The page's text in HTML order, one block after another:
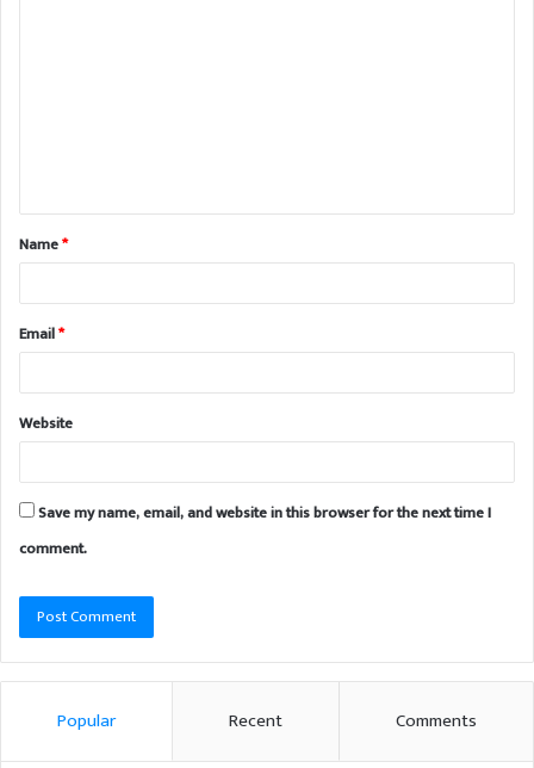
Name*
Email*
Website
Save my name, email, and website in this browser for the next time I
comment.
Popular Recent Comments